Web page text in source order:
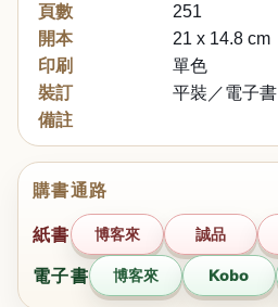
頁數
251
開本
21 x 14.8 cm
印刷
單色
裝訂
平裝／電子書
備註
購書通路
紙書 博客來 誠品
電子書 博客來 Kobo